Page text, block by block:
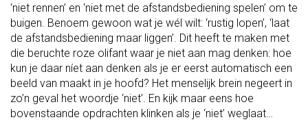
‘niet rennen’ en ‘niet met de afstandsbediening spelen’ om te
buigen. Benoem gewoon wat je wél wilt: ‘rustig lopen’, ‘laat
de afstandsbediening maar liggen’. Dit heeft te maken met
die beruchte roze olifant waar je niet aan mag denken: hoe
kun je daar níet aan denken als je er eerst automatisch een
beeld van maakt in je hoofd? Het menselijk brein negeert in
zo’n geval het woordje ‘niet’. En kijk maar eens hoe
bovenstaande opdrachten klinken als je ‘niet’ weglaat…